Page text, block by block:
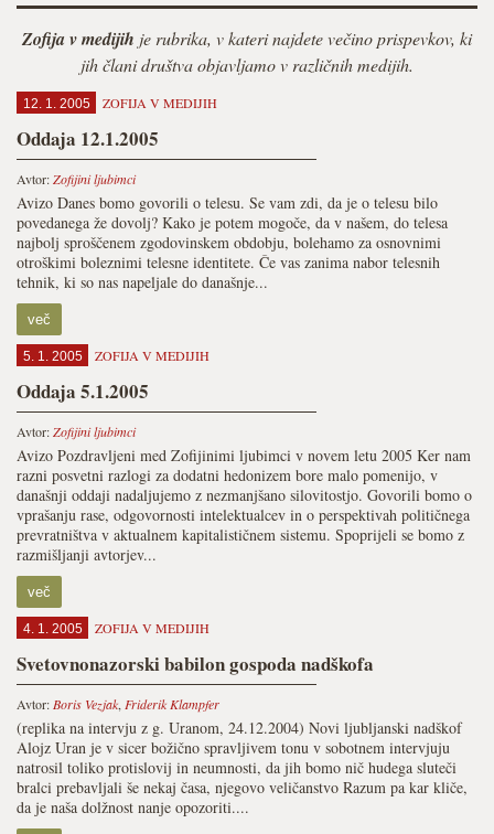
Zofija v medijih je rubrika, v kateri najdete večino prispevkov, ki
jih člani društva objavljamo v različnih medijih.
12. 1. 2005 ZOFIJA V MEDIJIH
Oddaja 12.1.2005
Avtor:Zofijini ljubimci
Avizo Danes bomo govorili o telesu. Se vam zdi, da je o telesu bilo
povedanega že dovolj? Kako je potem mogoče, da v našem, do telesa
najbolj sproščenem zgodovinskem obdobju, bolehamo za osnovnimi
otroškimi boleznimi telesne identitete. Če vas zanima nabor telesnih
tehnik, ki so nas napeljale do današnje...
več
5. 1. 2005 ZOFIJA V MEDIJIH
Oddaja 5.1.2005
Avtor:Zofijini ljubimci
Avizo Pozdravljeni med Zofijinimi ljubimci v novem letu 2005 Ker nam
razni posvetni razlogi za dodatni hedonizem bore malo pomenijo, v
današnji oddaji nadaljujemo z nezmanjšano silovitostjo. Govorili bomo o
vprašanju rase, odgovornosti intelektualcev in o perspektivah političnega
prevratništva v aktualnem kapitalističnem sistemu. Spoprijeli se bomo z
razmišljanji avtorjev...
več
4. 1. 2005 ZOFIJA V MEDIJIH
Svetovnonazorski babilon gospoda nadškofa
Avtor: Boris Vezjak, Friderik Klampfer
(replika na intervju z g. Uranom, 24.12.2004) Novi ljubljanski nadškof
Alojz Uran je v sicer božično spravljivem tonu v sobotnem intervjuju
natrosil toliko protislovij in neumnosti, da jih bomo nič hudega sluteči
bralci prebavljali še nekaj časa, njegovo veličanstvo Razum pa kar kliče,
da je naša dolžnost nanje opozoriti....